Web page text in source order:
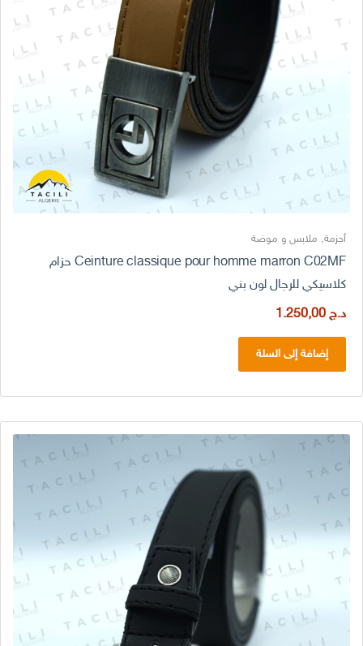
أحزمة,ملابس و موضة
Ceinture classique pour homme marron C02MF حزام
كلاسيكي للرجال لون بني
د.ج1.250,00
إضافة إلى السلة